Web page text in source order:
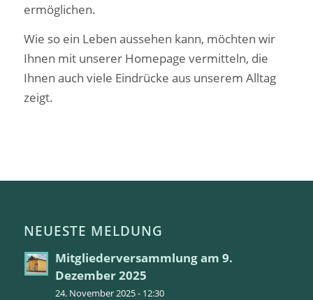
ermöglichen.
Wie so ein Leben aussehen kann, möchten wir
Ihnen mit unserer Homepage vermitteln, die
Ihnen auch viele Eindrücke aus unserem Alltag
zeigt.
NEUESTE MELDUNG
Mitgliederversammlung am 9.
Dezember 2025
24. November 2025 - 12:30